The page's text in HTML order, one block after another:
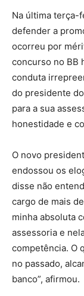
Na última terça-
defender a
ocorreu por
concurso no BB
conduta
do presidente
para a sua
honestidade e
O novo
endossou os
disse não
cargo de mais
minha absoluta
assessoria e
competência. O
no passado,
banco”, afirmou.